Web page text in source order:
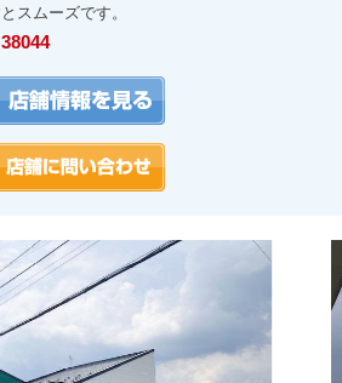
スムーズです。
38044